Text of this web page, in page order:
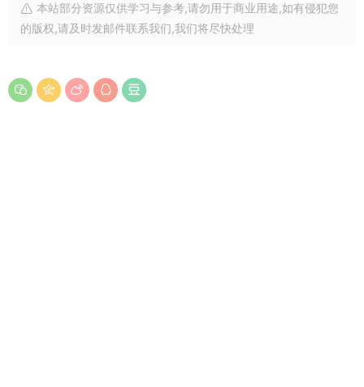
本站部分资源仅供学习与参考,请勿用于商业用途,如有侵犯您
的版权,请及时发邮件联系我们,我们将尽快处理